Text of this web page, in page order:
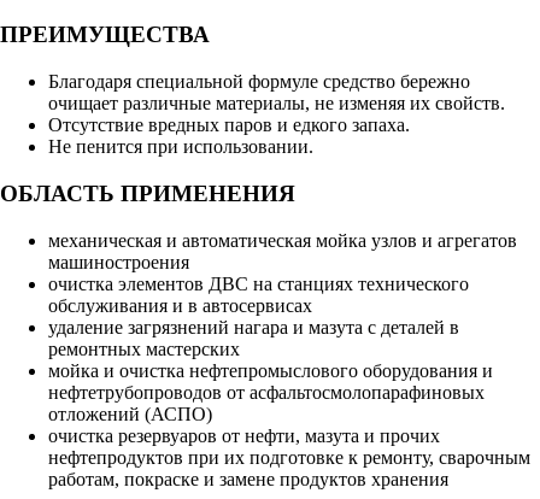
ПРЕИМУЩЕСТВА
Благодаря специальной формуле средство бережно
очищает различные материалы, не изменяя их свойств.
Отсутствие вредных паров и едкого запаха.
Не пенится при использовании.
ОБЛАСТЬ ПРИМЕНЕНИЯ
механическая и автоматическая мойка узлов и агрегатов
машиностроения
очистка элементов ДВС на станциях технического
обслуживания и в автосервисах
удаление загрязнений нагара и мазута с деталей в
ремонтных мастерских
мойка и очистка нефтепромыслового оборудования и
нефтетрубопроводов от асфальтосмолопарафиновых
отложений (АСПО)
очистка резервуаров от нефти, мазута и прочих
нефтепродуктов при их подготовке к ремонту, сварочным
работам, покраске и замене продуктов хранения